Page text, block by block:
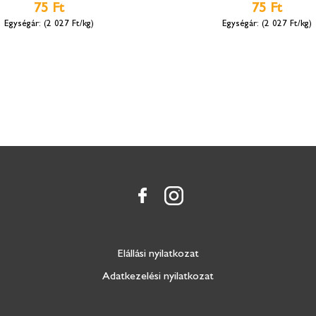
75 Ft
(2 027 Ft/kg)
75 Ft
(2 027 Ft/kg)
Elállási nyilatkozat
Adatkezelési nyilatkozat